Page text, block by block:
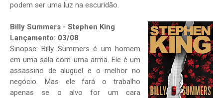
podem ser uma luz na escuridão.
Billy Summers - Stephen King
Lançamento: 03/08
Sinopse: Billy Summers é um homem
em uma sala com uma arma. Ele é um
assassino de aluguel e o melhor no
negócio. Mas ele fará o trabalho
apenas se o alvo for um cara